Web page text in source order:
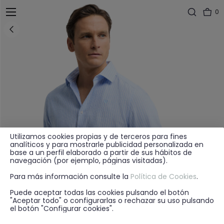
0
Utilizamos cookies propias y de terceros para fines
analíticos y para mostrarle publicidad personalizada en
base a un perfil elaborado a partir de sus hábitos de
navegación (por ejemplo, páginas visitadas).
Para más información consulte la Política de Cookies.
Puede aceptar todas las cookies pulsando el botón
"Aceptar todo" o configurarlas o rechazar su uso pulsando
el botón "Configurar cookies".